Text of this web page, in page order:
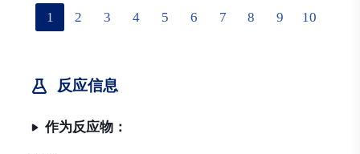
1 2 3 4 5 6 7 8 9 10
反应信息
作为反应物：